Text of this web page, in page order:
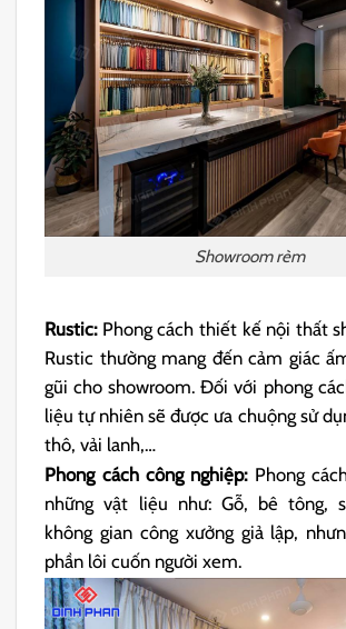
Showroom rèm
Rustic:Phong cách thiết kế nội thất
Rustic thường mang đến cảm giác
gũi cho showroom. Đối với phong
liệu tự nhiên sẽ được ưa chuộng sử
thô, vải lanh,…
Phong cách công nghiệp:Phong
những vật liệu như: Gỗ, bê tông,
không gian công xưởng giả lập,
phần lôi cuốn người xem.